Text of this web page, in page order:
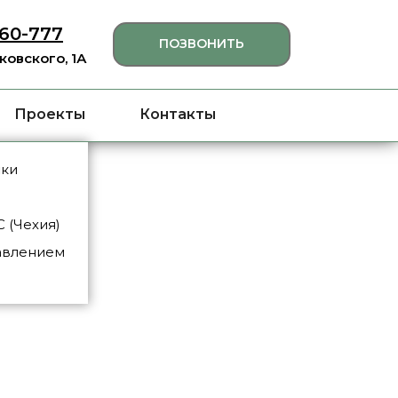
Проекты Контакты
ПОЗВОНИТЬ
777
1А
(Чехия)